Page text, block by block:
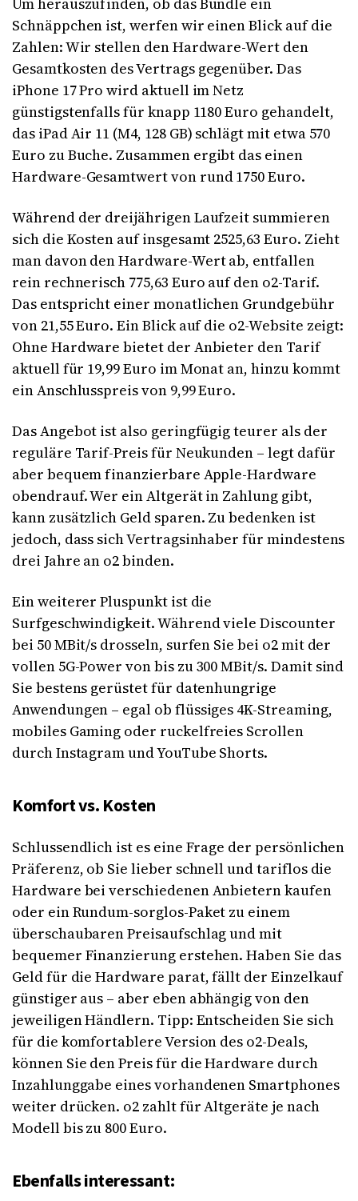
Schnäppchen ist, werfen wir einen Blick auf die
Zahlen: Wir stellen den Hardware-Wert den
Gesamtkosten des Vertrags gegenüber. Das
iPhone 17 Pro wird aktuell im Netz
günstigstenfalls für knapp 1180 Euro gehandelt,
das iPad Air 11 (M4, 128 GB) schlägt mit etwa 570
Euro zu Buche. Zusammen ergibt das einen
Hardware-Gesamtwert von rund 1750 Euro.
Während der dreijährigen Laufzeit summieren
sich die Kosten auf insgesamt 2525,63 Euro. Zieht
man davon den Hardware-Wert ab, entfallen
rein rechnerisch 775,63 Euro auf den o2-Tarif.
Das entspricht einer monatlichen Grundgebühr
von 21,55 Euro. Ein Blick auf die o2-Website zeigt:
Ohne Hardware bietet der Anbieter den Tarif
aktuell für 19,99 Euro im Monat an, hinzu kommt
ein Anschlusspreis von 9,99 Euro.
Das Angebot ist also geringfügig teurer als der
reguläre Tarif-Preis für Neukunden – legt dafür
aber bequem finanzierbare Apple-Hardware
obendrauf. Wer ein Altgerät in Zahlung gibt,
kann zusätzlich Geld sparen. Zu bedenken ist
jedoch, dass sich Vertragsinhaber für mindestens
drei Jahre an o2 binden.
Ein weiterer Pluspunkt ist die
Surfgeschwindigkeit. Während viele Discounter
bei 50 MBit/s drosseln, surfen Sie bei o2 mit der
vollen 5G-Power von bis zu 300 MBit/s. Damit sind
Sie bestens gerüstet für datenhungrige
Anwendungen – egal ob flüssiges 4K-Streaming,
mobiles Gaming oder ruckelfreies Scrollen
durch Instagram und YouTube Shorts.
Komfort vs. Kosten
Schlussendlich ist es eine Frage der persönlichen
Präferenz, ob Sie lieber schnell und tariflos die
Hardware bei verschiedenen Anbietern kaufen
oder ein Rundum-sorglos-Paket zu einem
überschaubaren Preisaufschlag und mit
bequemer Finanzierung erstehen. Haben Sie das
Geld für die Hardware parat, fällt der Einzelkauf
günstiger aus – aber eben abhängig von den
jeweiligen Händlern. Tipp: Entscheiden Sie sich
für die komfortablere Version des o2-Deals,
können Sie den Preis für die Hardware durch
Inzahlunggabe eines vorhandenen Smartphones
weiter drücken. o2 zahlt für Altgeräte je nach
Modell bis zu 800 Euro.
Ebenfalls interessant: